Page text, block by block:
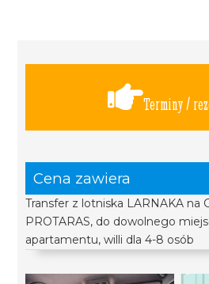
Terminy /
Cena zawiera
Transfer z lotniska LARNAKA na
PROTARAS, do dowolnego
apartamentu, willi dla 4-8 osób